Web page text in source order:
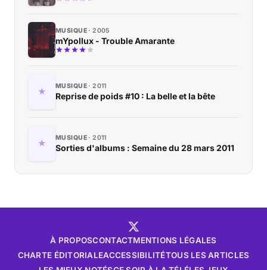
MUSIQUE 2005
mYpollux - Trouble Amarante
MUSIQUE 2011
Reprise de poids #10 : La belle et la bête
MUSIQUE 2011
Sorties d'albums : Semaine du 28 mars 2011
À PROPOSCONTACTMENTIONS LÉGALES
CHARTE ÉDITORIALEACCESSIBILITÉTOUS LES ARTICLES